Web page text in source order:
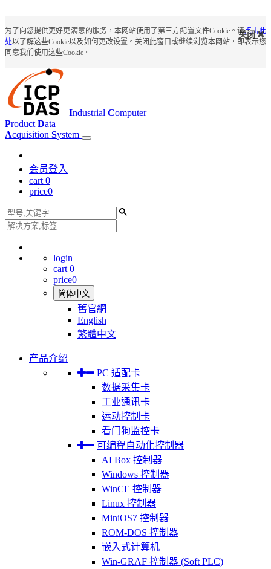
为了向您提供更好更满意的服务，本网站使用了第三方配置文件Cookie。请点击此
处以了解这些Cookie以及如何更改设置。关闭此窗口或继续浏览本网站，即表示您
同意我们使用这些Cookie。
关闭
Industrial Computer
Product Data
Acquisition System
会员登入
cart 0
price0
login
cart 0
price0
简体中文
舊官網
English
繁體中文
产品介绍
PC 适配卡
数据采集卡
工业通讯卡
运动控制卡
看门狗监控卡
可编程自动化控制器
AI Box 控制器
Windows 控制器
WinCE 控制器
Linux 控制器
MiniOS7 控制器
ROM-DOS 控制器
嵌入式计算机
Win-GRAF 控制器 (Soft PLC)